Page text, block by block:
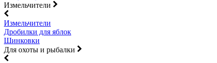
Измельчители
Измельчители
Дробилки для яблок
Шинковки
Для охоты и рыбалки